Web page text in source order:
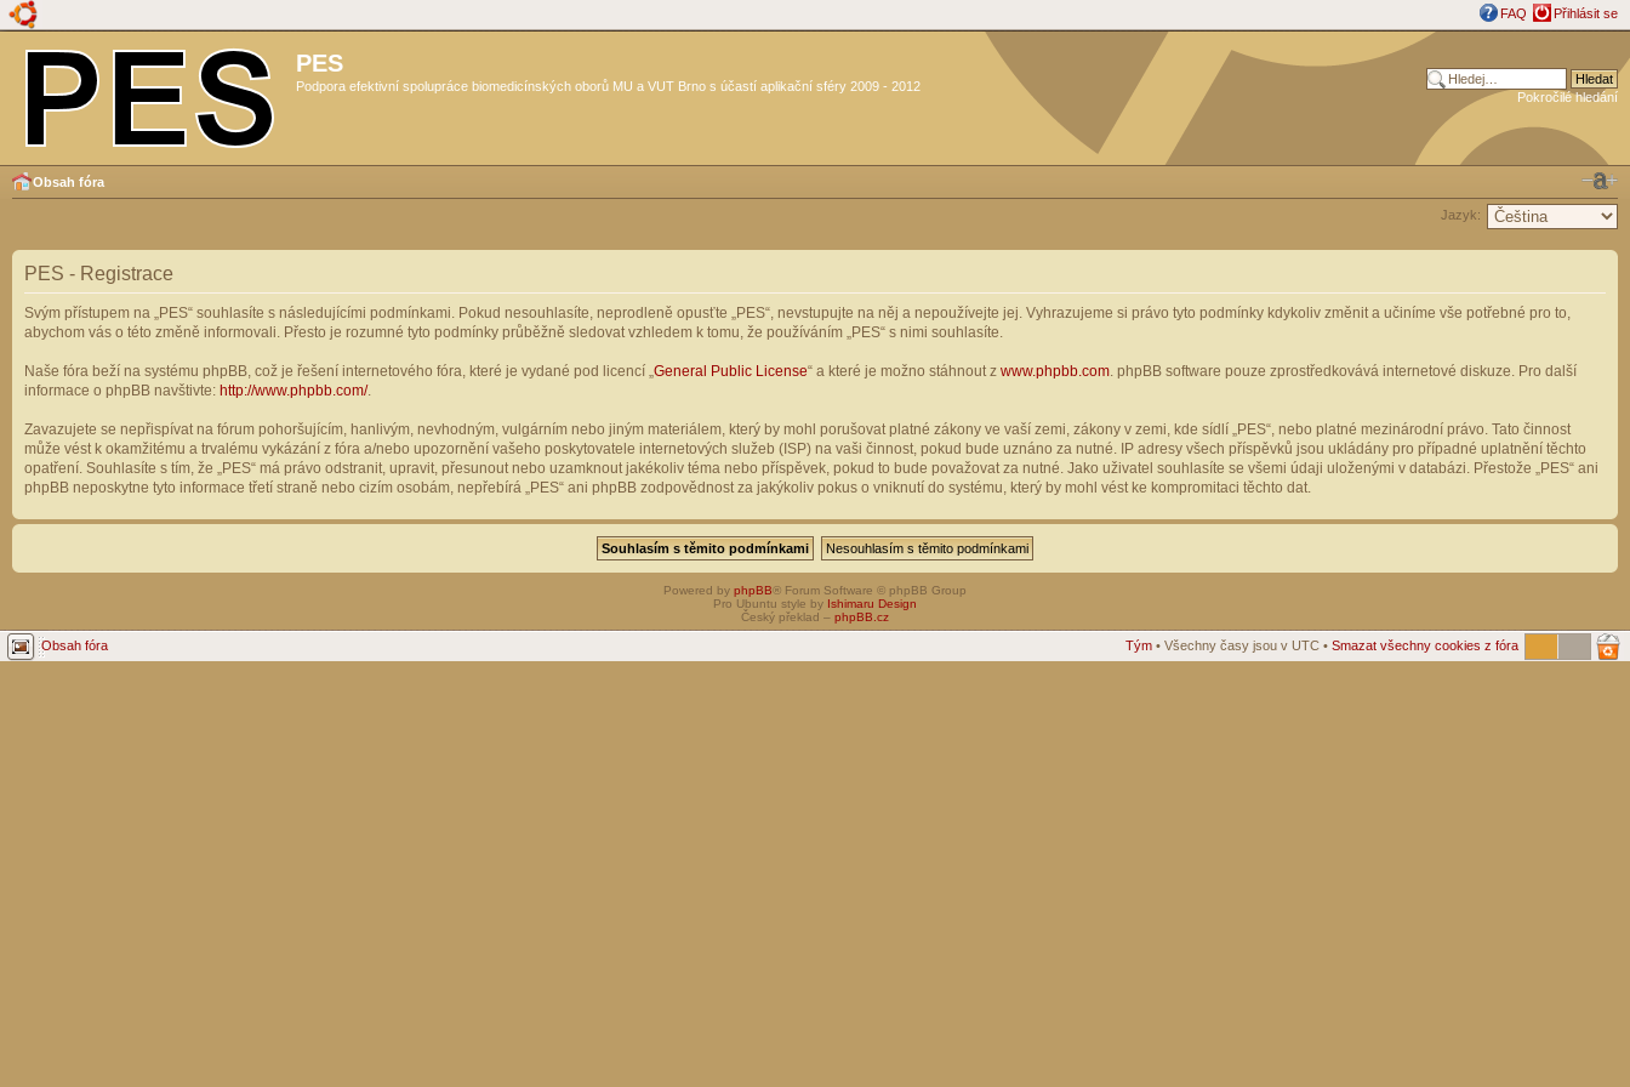
FAQ Přihlásit se
PES
Podpora efektivní spolupráce biomedicínských oborů MU a VUT Brno s účastí aplikační sféry 2009 - 2012
Pokročilé hledání
Obsah fóra
Jazyk:
PES - Registrace
Svým přístupem na „PES“ souhlasíte s následujícími podmínkami. Pokud nesouhlasíte, neprodleně opusťte „PES“, nevstupujte na něj a nepoužívejte jej. Vyhrazujeme si právo tyto podmínky kdykoliv změnit a učiníme vše potřebné pro to,
abychom vás o této změně informovali. Přesto je rozumné tyto podmínky průběžně sledovat vzhledem k tomu, že používáním „PES“ s nimi souhlasíte.
Naše fóra beží na systému phpBB, což je řešení internetového fóra, které je vydané pod licencí „ General Public License“ a které je možno stáhnout z www.phpbb.com . phpBB software pouze zprostředkovává internetové diskuze. Pro další
informace o phpBB navštivte: http://www.phpbb.com/.
Zavazujete se nepřispívat na fórum pohoršujícím, hanlivým, nevhodným, vulgárním nebo jiným materiálem, který by mohl porušovat platné zákony ve vaší zemi, zákony v zemi, kde sídlí „PES“, nebo platné mezinárodní právo. Tato činnost
může vést k okamžitému a trvalému vykázání z fóra a/nebo upozornění vašeho poskytovatele internetových služeb (ISP) na vaši činnost, pokud bude uznáno za nutné. IP adresy všech příspěvků jsou ukládány pro případné uplatnění těchto
opatření. Souhlasíte s tím, že „PES“ má právo odstranit, upravit, přesunout nebo uzamknout jakékoliv téma nebo příspěvek, pokud to bude považovat za nutné. Jako uživatel souhlasíte se všemi údaji uloženými v databázi. Přestože „PES“ ani
phpBB neposkytne tyto informace třetí straně nebo cizím osobám, nepřebírá „PES“ ani phpBB zodpovědnost za jakýkoliv pokus o vniknutí do systému, který by mohl vést ke kompromitaci těchto dat.
Powered by phpBB® Forum Software © phpBB Group
Pro Ubuntu style by Ishimaru Design
Český překlad – phpBB.cz
Obsah fóra Tým • Všechny časy jsou v UTC • Smazat všechny cookies z fóra